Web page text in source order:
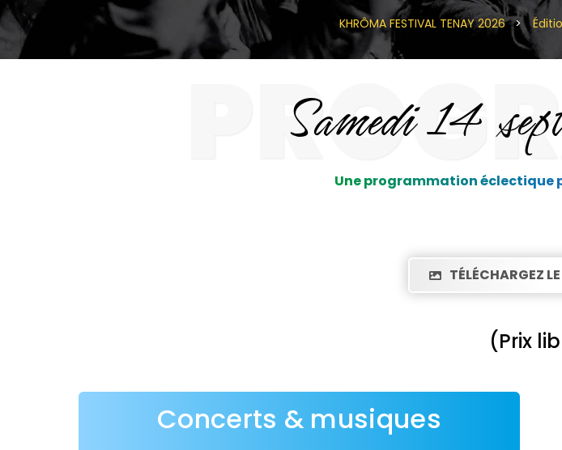
KHRÔMA FESTIVAL TENAY 2026 >
Samedi 14
Une programmation éclectique
TÉLÉCHARGEZ
(Prix
Concerts & musiques